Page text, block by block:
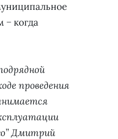
− когда
проведения
Дмитрий